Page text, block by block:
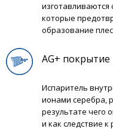
которые
образование
AG+ покрытие
Испаритель
ионами серебра,
результате чего
и как следствие